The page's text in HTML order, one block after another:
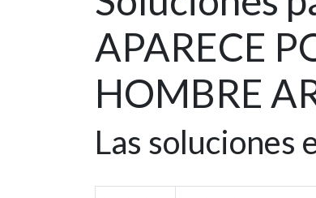
APARECE
HOMBRE
Las soluciones